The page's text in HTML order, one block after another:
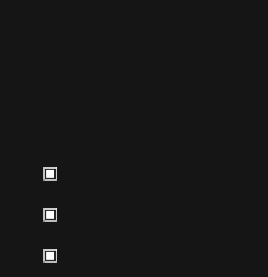
▣
▣
▣